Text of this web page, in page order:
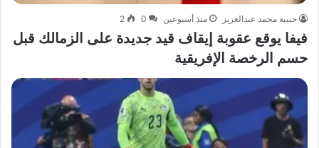
حبيبة محمد عبدالعزيز منذ أسبوعين 0
2
فيفا يوقع عقوبة إيقاف قيد جديدة على الزمالك قبل
حسم الرخصة الإفريقية